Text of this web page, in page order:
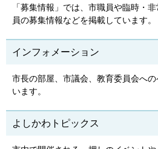
「募集情報」では、市職員や臨時・
員の募集情報などを掲載しています。
インフォメーション
市長の部屋、市議会、教育委員会へ
います。
よしかわトピックス